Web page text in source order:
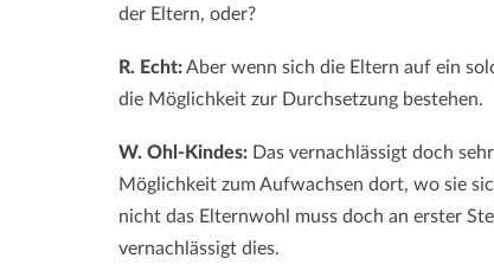
der Eltern, oder?
R. Echt:Aber wenn sich die Eltern auf ein
die Möglichkeit zur Durchsetzung bestehen.
W. Ohl-Kindes: Das vernachlässigt doch
Möglichkeit zum Aufwachsen dort, wo sie
nicht das Elternwohl muss doch an erster
vernachlässigt dies.